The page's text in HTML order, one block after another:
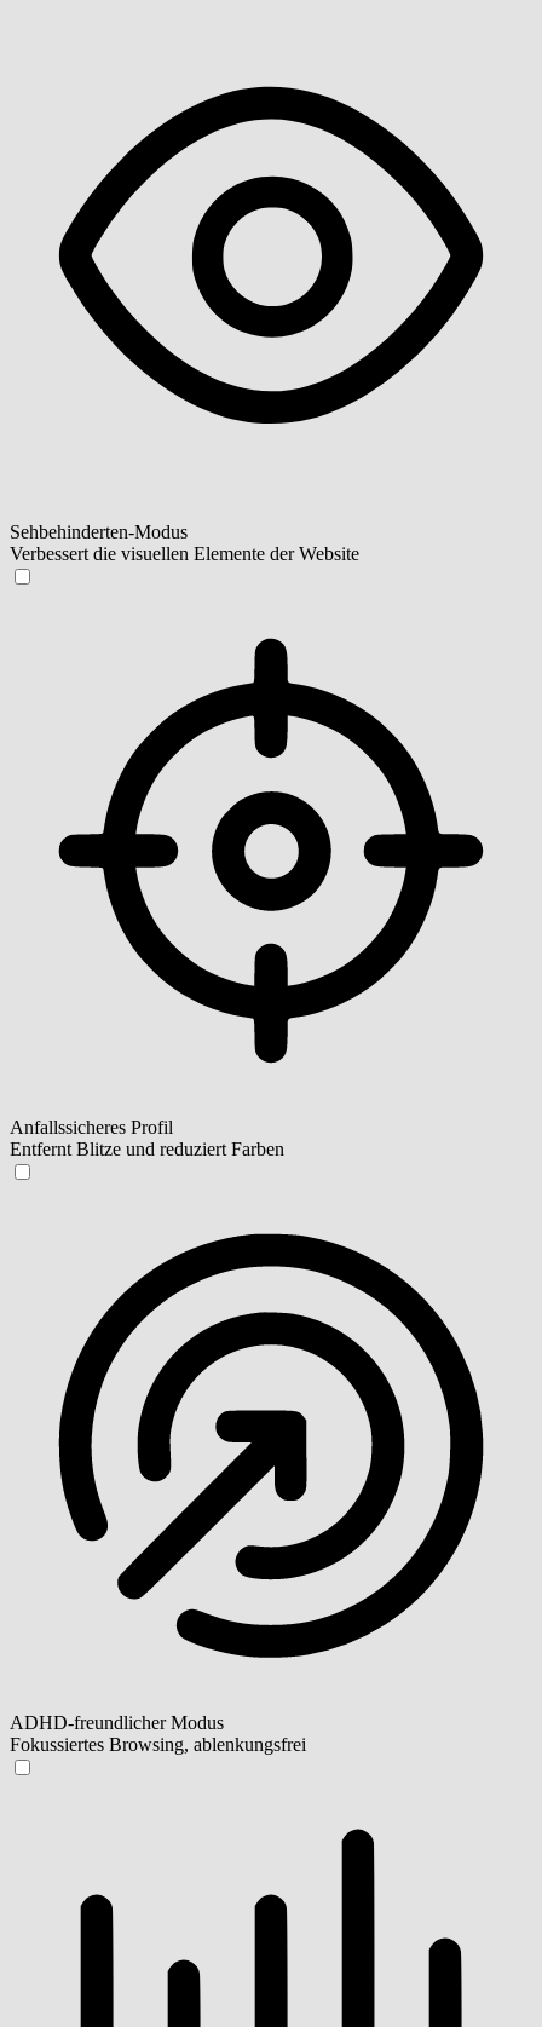
Sehbehinderten-Modus
Verbessert die visuellen Elemente der Website
Anfallssicheres Profil
Entfernt Blitze und reduziert Farben
ADHD-freundlicher Modus
Fokussiertes Browsing, ablenkungsfrei